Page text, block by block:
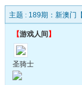
主题 : 189期：新澳门
【游戏人间 】
圣骑士